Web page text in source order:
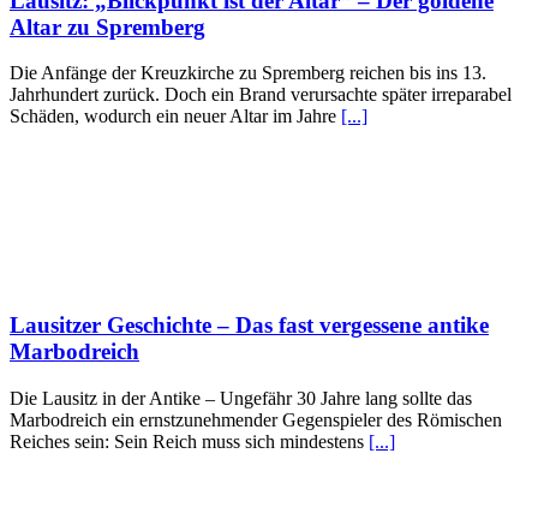
Altar zu Spremberg
Die Anfänge der Kreuzkirche zu Spremberg reichen bis ins 13.
Jahrhundert zurück. Doch ein Brand verursachte später irreparabel
Schäden, wodurch ein neuer Altar im Jahre [...]
Lausitzer Geschichte – Das fast vergessene antike
Marbodreich
Die Lausitz in der Antike – Ungefähr 30 Jahre lang sollte das
Marbodreich ein ernstzunehmender Gegenspieler des Römischen
Reiches sein: Sein Reich muss sich mindestens [...]